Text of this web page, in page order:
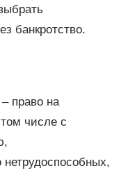
банкротство.
право на
числе с